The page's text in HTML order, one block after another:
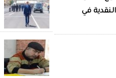
في